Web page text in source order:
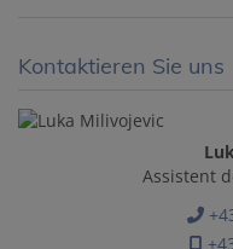
Kontaktieren Sie uns
Assistent